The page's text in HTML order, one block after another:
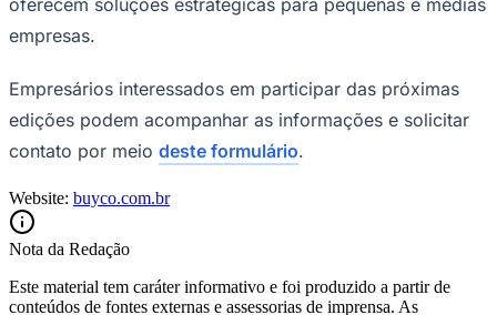
empresas.
Empresários interessados em participar das próximas
edições podem acompanhar as informações e solicitar
contato por meio deste formulário.
Website: buyco.com.br
Nota da Redação
Este material tem caráter informativo e foi produzido a partir de
conteúdos de fontes externas e assessorias de imprensa. As